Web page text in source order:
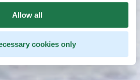
Allow all
cookies only